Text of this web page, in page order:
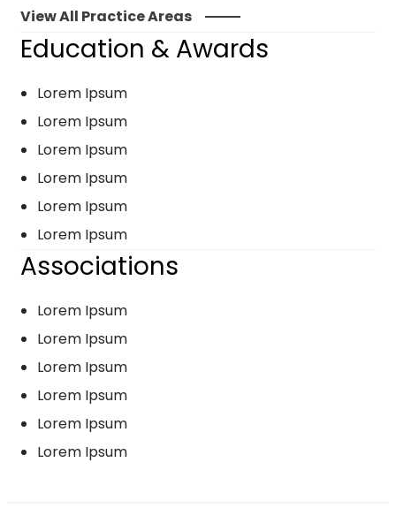
View All Practice Areas
Education & Awards
Lorem Ipsum
Lorem Ipsum
Lorem Ipsum
Lorem Ipsum
Lorem Ipsum
Lorem Ipsum
Associations
Lorem Ipsum
Lorem Ipsum
Lorem Ipsum
Lorem Ipsum
Lorem Ipsum
Lorem Ipsum